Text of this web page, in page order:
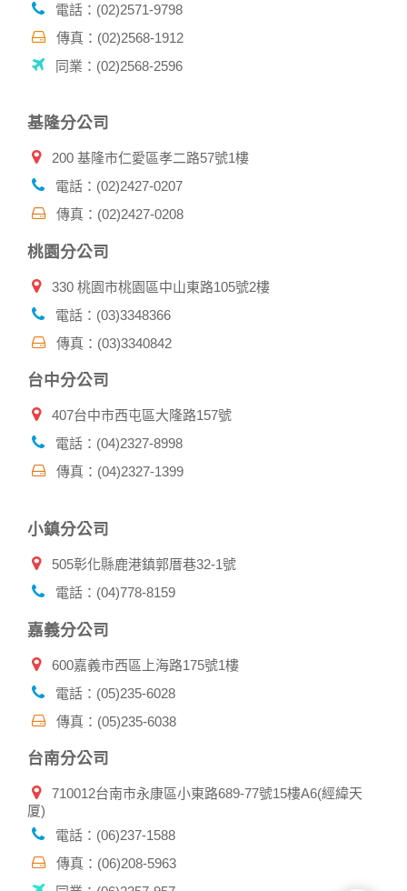
其他除了上述，會保留您在上網瀏覽或查詢時，伺服器自行產
生的相關記錄，包括您使用連線設備的 IP 位址、使用時間、使
的瀏覽器予以標示，歸納使用者瀏覽器在本網站內部所瀏覽的
商，或與連結本網站，也可能蒐集您個人的資料。對於您主動
保護政策，其資料處理措施不適用本網站隱私權保護政策，本
公司不負任何連帶責任。
或電子郵件給您。本公司除了在該資料或電子郵件上註明是由
收這些資料或電子郵件的方法及說明。
資料使用:
本公司不會向任何人出售或出借您的個人識別資料。
資料：
違反本公司旗下網站的會員條款或產品、服務的特定使用指
2.為了保護使用者個人隱私，我們無法為您查詢其他使用者的
帳號資料。若您有相關法律上問題需查閱他人資料時，請務必
有相關資料，以協助調查及破案！
請妥善保管您在本公司及相關企業伙伴網站的帳號、密碼或個
本公司相關企業伙伴網站所提供的服務後，務必記得登出帳戶
或關閉網頁瀏覽器，以防止他人讀取您的個人資料。
問或訂購時，請立即通知本站。
電話：(02)2571-9798
傳真：(02)2568-1912
同業：(02)2568-2596
基隆分公司
200 基隆市仁愛區孝二路57號1樓
電話：(02)2427-0207
傳真：(02)2427-0208
桃園分公司
330 桃園市桃園區中山東路105號2樓
電話：(03)3348366
傳真：(03)3340842
台中分公司
407台中市西屯區大隆路157號
電話：(04)2327-8998
傳真：(04)2327-1399
小鎮分公司
505彰化縣鹿港鎮郭厝巷32-1號
電話：(04)778-8159
嘉義分公司
600嘉義市西區上海路175號1樓
電話：(05)235-6028
傳真：(05)235-6038
台南分公司
710012台南市永康區小東路689-77號15樓A6(經緯天
厦)
電話：(06)237-1588
傳真：(06)208-5963